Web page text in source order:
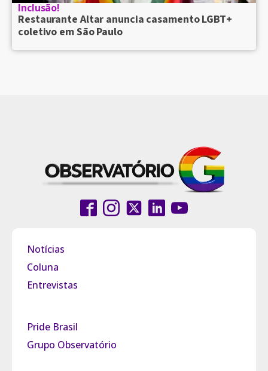
Inclusão!
Restaurante Altar anuncia casamento LGBT+
coletivo em São Paulo
Notícias
Coluna
Entrevistas
Pride Brasil
Grupo Observatório